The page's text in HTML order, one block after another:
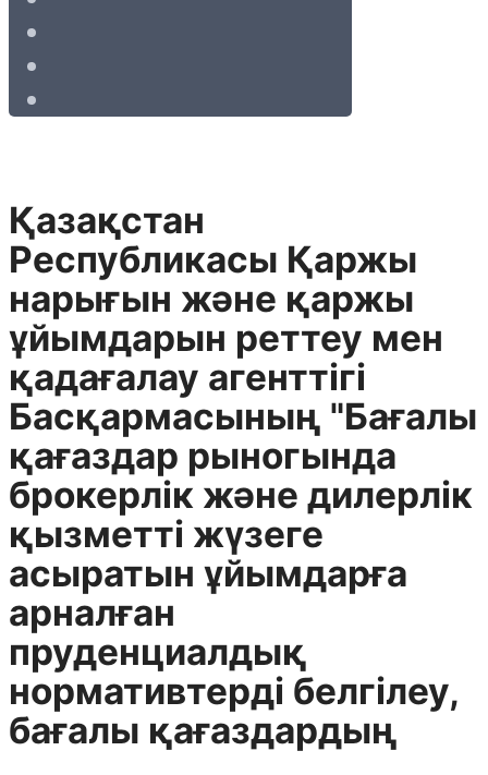
Қазақстан
Республикасы Қаржы
нарығын және қаржы
ұйымдарын реттеу мен
қадағалау агенттігі
Басқармасының "Бағалы
қағаздар рыногында
брокерлік және дилерлік
қызметті жүзеге
асыратын ұйымдарға
арналған
пруденциалдық
нормативтерді белгілеу,
бағалы қағаздардың